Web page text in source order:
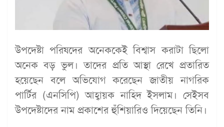
উপদেষ্টা পরিষদের অনেককেই বিশ্বাস করাটা ছিলো
অনেক বড় ভুল। তাদের প্রতি আস্থা রেখে প্রতারিত
হয়েছেন বলে অভিযোগ করেছেন জাতীয় নাগরিক
পার্টির (এনসিপি) আহ্বায়ক নাহিদ ইসলাম। সেইসব
উপদেষ্টাদের নাম প্রকাশের হুঁশিয়ারিও দিয়েছেন তিনি।